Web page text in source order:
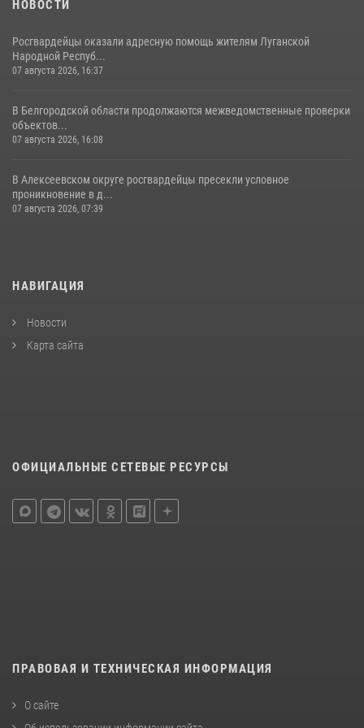
НОВОСТИ
Росгвардейцы оказали адресную помощь жителям Луганской
Народной Респуб...
07 августа 2026, 16:37
В Белгородской области продолжаются межведомственные проверки
объектов...
07 августа 2026, 16:08
В Алексеевском округе росгвардейцы пресекли условное
проникновение в д...
07 августа 2026, 07:39
НАВИГАЦИЯ
Новости
Карта сайта
ОФИЦИАЛЬНЫЕ СЕТЕВЫЕ РЕСУРСЫ
ПРАВОВАЯ И ТЕХНИЧЕСКАЯ ИНФОРМАЦИЯ
О сайте